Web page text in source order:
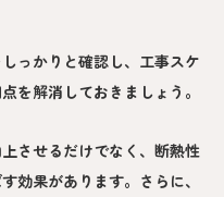
っかりと確認し、工事スケ
を解消しておきましょう。
させるだけでなく、断熱性
効果があります。さらに、